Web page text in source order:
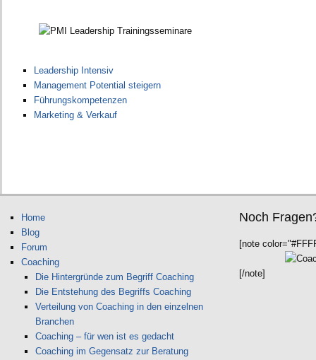
Leadership Intensiv
Management Potential steigern
Führungskompetenzen
Marketing & Verkauf
Home
Blog
Forum
Coaching
Die Hintergründe zum Begriff Coaching
Die Entstehung des Begriffs Coaching
Verteilung von Coaching in den einzelnen
Branchen
Coaching – für wen ist es gedacht
Coaching im Gegensatz zur Beratung
Noch
[note
[/note]